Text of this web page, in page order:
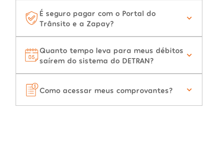
É seguro pagar com o Portal do
Trânsito e a Zapay?
Quanto tempo leva para meus débitos
saírem do sistema do DETRAN?
Como acessar meus comprovantes?